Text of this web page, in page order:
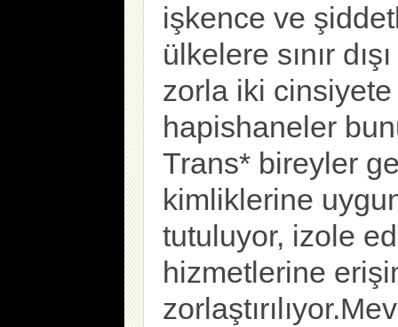
işkence ve
ülkelere sınır
zorla iki cinsiyete
hapishaneler
Trans* bireyler
kimliklerine
tutuluyor, izole
hizmetlerine